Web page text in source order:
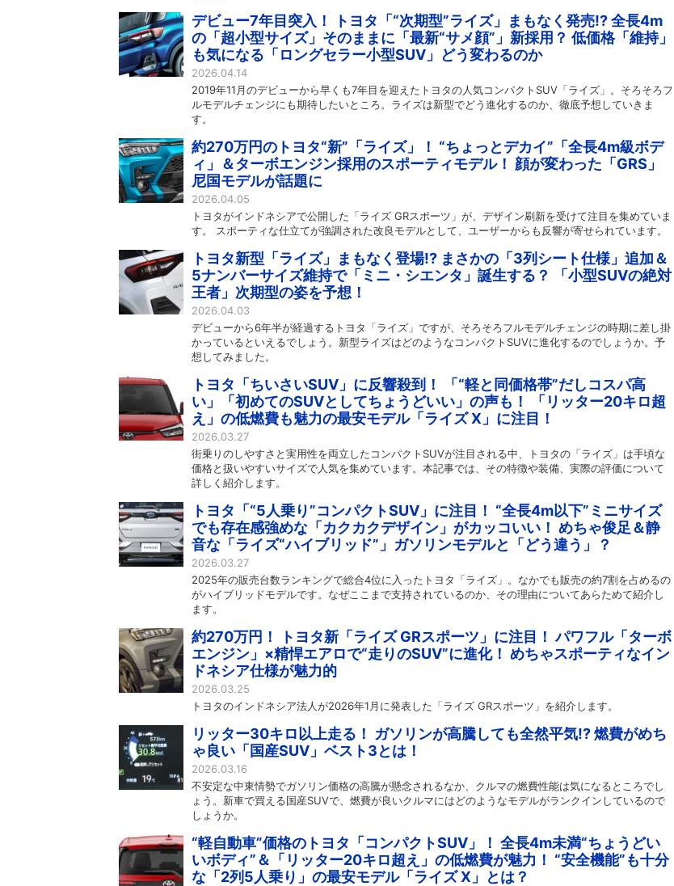
デビュー7年目突入！ トヨタ「“次期型”ライズ」まもなく発売!? 全長4m
の「超小型サイズ」そのままに「最新“サメ顔”」新採用？ 低価格「維持」
も気になる「ロングセラー小型SUV」どう変わるのか
2026.04.14
2019年11月のデビューから早くも7年目を迎えたトヨタの人気コンパクトSUV「ライズ」。そろそろフ
ルモデルチェンジにも期待したいところ。ライズは新型でどう進化するのか、徹底予想していきま
す。
約270万円のトヨタ“新”「ライズ」！ “ちょっとデカイ”「全長4m級ボデ
ィ」＆ターボエンジン採用のスポーティモデル！ 顔が変わった「GRS」
尼国モデルが話題に
2026.04.05
トヨタがインドネシアで公開した「ライズ GRスポーツ」が、デザイン刷新を受けて注目を集めていま
す。 スポーティな仕立てが強調された改良モデルとして、ユーザーからも反響が寄せられています。
トヨタ新型「ライズ」まもなく登場!? まさかの「3列シート仕様」追加＆
5ナンバーサイズ維持で「ミニ・シエンタ」誕生する？ 「小型SUVの絶対
王者」次期型の姿を予想！
2026.04.03
デビューから6年半が経過するトヨタ「ライズ」ですが、そろそろフルモデルチェンジの時期に差し掛
かっているといえるでしょう。新型ライズはどのようなコンパクトSUVに進化するのでしょうか。予
想してみました。
トヨタ「ちいさいSUV」に反響殺到！ 「“軽と同価格帯”だしコスパ高
い」「初めてのSUVとしてちょうどいい」の声も！ 「リッター20キロ超
え」の低燃費も魅力の最安モデル「ライズ X」に注目！
2026.03.27
街乗りのしやすさと実用性を両立したコンパクトSUVが注目される中、トヨタの「ライズ」は手頃な
価格と扱いやすいサイズで人気を集めています。本記事では、その特徴や装備、実際の評価について
詳しく紹介します。
トヨタ「“5人乗り”コンパクトSUV」に注目！ “全長4m以下”ミニサイズ
でも存在感強めな「カクカクデザイン」がカッコいい！ めちゃ俊足＆静
音な「ライズ“ハイブリッド”」ガソリンモデルと「どう違う」？
2026.03.27
2025年の販売台数ランキングで総合4位に入ったトヨタ「ライズ」。なかでも販売の約7割を占めるの
がハイブリッドモデルです。なぜここまで支持されているのか、その理由についてあらためて紹介し
ます。
約270万円！ トヨタ新「ライズ GRスポーツ」に注目！ パワフル「ターボ
エンジン」×精悍エアロで“走りのSUV”に進化！ めちゃスポーティなイン
ドネシア仕様が魅力的
2026.03.25
トヨタのインドネシア法人が2026年1月に発表した「ライズ GRスポーツ」を紹介します。
リッター30キロ以上走る！ ガソリンが高騰しても全然平気!? 燃費がめち
ゃ良い「国産SUV」ベスト3とは！
2026.03.16
不安定な中東情勢でガソリン価格の高騰が懸念されるなか、クルマの燃費性能は気になるところでし
ょう。新車で買える国産SUVで、燃費が良いクルマにはどのようなモデルがランクインしているので
しょうか。
“軽自動車”価格のトヨタ「コンパクトSUV」！ 全長4m未満“ちょうどい
いボディ”＆「リッター20キロ超え」の低燃費が魅力！ “安全機能”も十分
な「2列5人乗り」の最安モデル「ライズ X」とは？